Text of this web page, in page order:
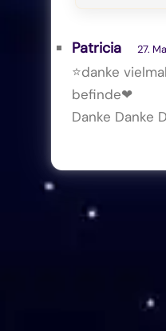
Patricia 27.
⭐danke
befinde❤
Danke Danke